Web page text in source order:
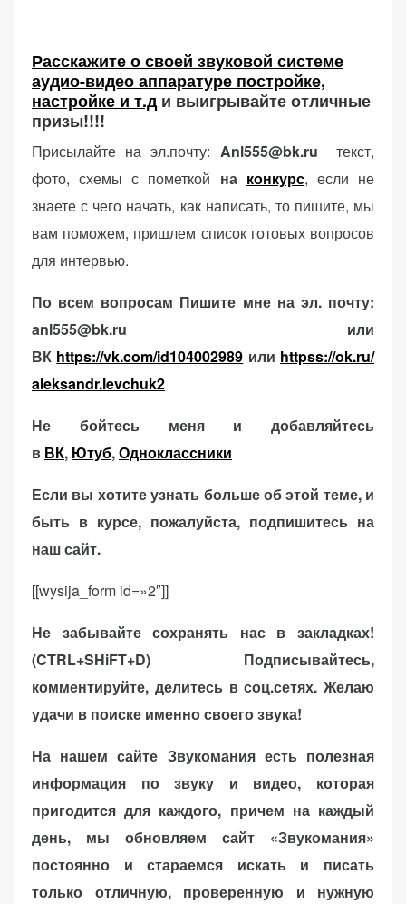
Расскажите о своей звуковой системе
аудио-видео аппаратуре постройке,
настройке и т.ди выигрывайте отличные
призы!!!!
Присылайте на эл.почту: Anl555@bk.ru текст,
фото, схемы с пометкой на конкурс, если не
знаете с чего начать, как написать, то пишите, мы
вам поможем, пришлем список готовых вопросов
для интервью.
По всем вопросам Пишите мне на эл. почту:
anl555@bk.ru или
ВК https://vk.com/id104002989 или httpss://ok.ru/
aleksandr.levchuk2
Не бойтесь меня и добавляйтесь
в ВК, Ютуб,Одноклассники
Если вы хотите узнать больше об этой теме, и
быть в курсе, пожалуйста, подпишитесь на
наш сайт.
[[wysija_form id=»2″]]
Не забывайте сохранять нас в закладках!
(CTRL+SHiFT+D)
Подписывайтесь,
комментируйте, делитесь в соц.сетях. Желаю
удачи в поиске именно своего звука!
На нашем сайте Звукомания есть полезная
информация по звуку и видео, которая
пригодится для каждого, причем на каждый
день, мы обновляем сайт «Звукомания»
постоянно и стараемся искать и писать
только отличную, проверенную и нужную